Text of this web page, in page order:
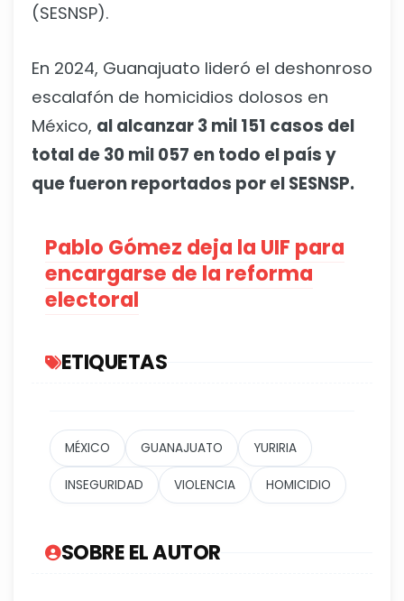
(SESNSP).
En 2024, Guanajuato lideró el deshonroso
escalafón de homicidios dolosos en
México, al alcanzar 3 mil 151 casos del
total de 30 mil 057 en todo el país y
que fueron reportados por el SESNSP.
Pablo Gómez deja la UIF para
encargarse de la reforma
electoral
ETIQUETAS
MÉXICO GUANAJUATO YURIRIA
INSEGURIDAD VIOLENCIA HOMICIDIO
SOBRE EL AUTOR